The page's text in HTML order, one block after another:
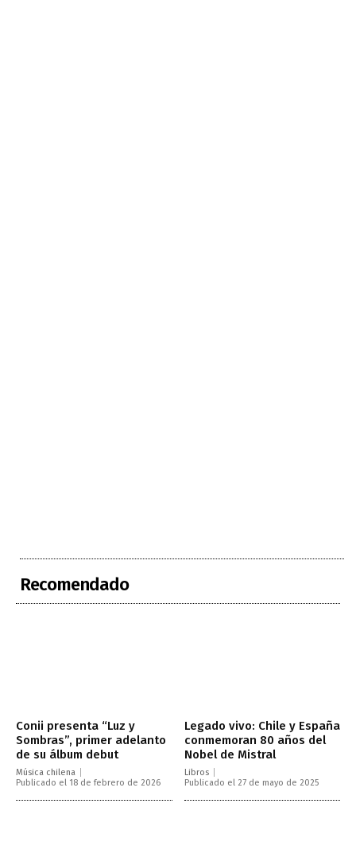
Recomendado
Conii presenta “Luz y
Sombras”, primer adelanto
de su álbum debut
Música chilena
Publicado el 18 de febrero de 2026
Legado vivo: Chile y España
conmemoran 80 años del
Nobel de Mistral
Libros
Publicado el 27 de mayo de 2025